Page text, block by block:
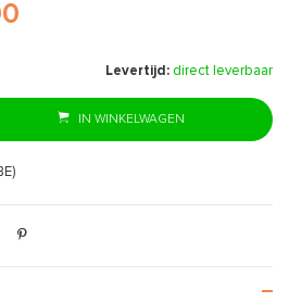
Levertijd: direct leverbaar
IN WINKELWAGEN